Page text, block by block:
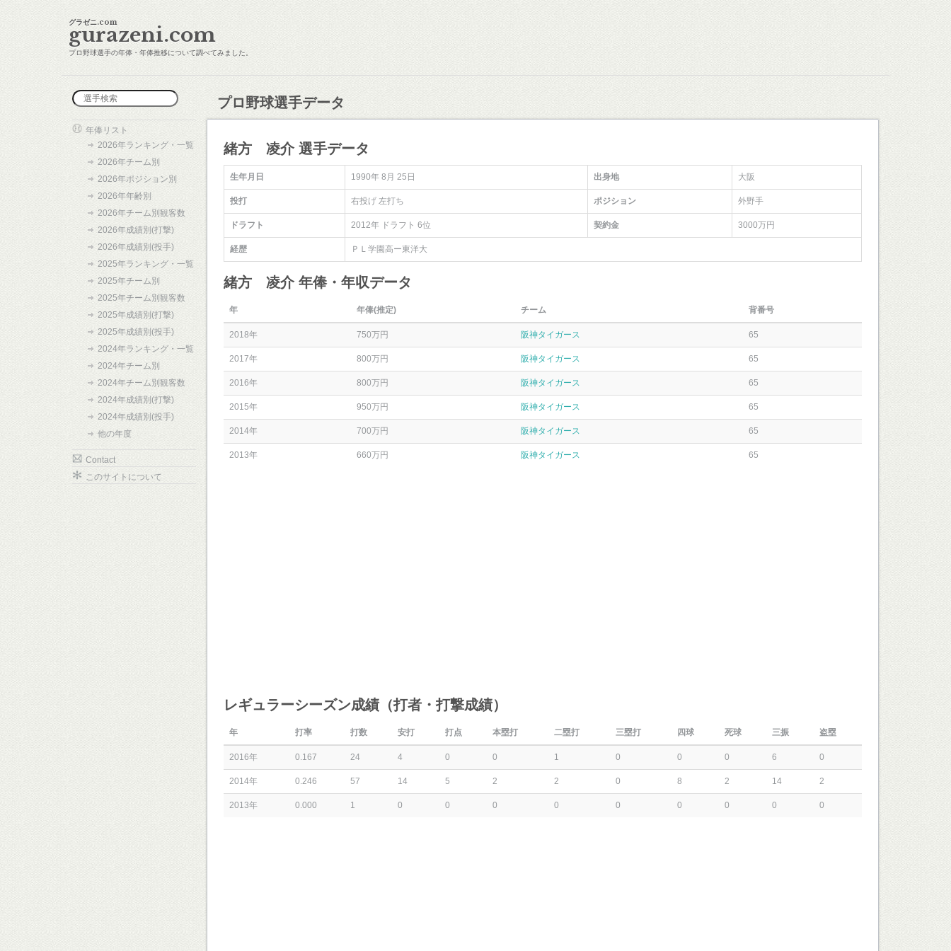
グラゼニ.com
gurazeni.com
プロ野球選手の年俸・年俸推移について調べてみました。
年俸リスト
2026年ランキング・一覧
2026年チーム別
2026年ポジション別
2026年年齢別
2026年チーム別観客数
2026年成績別(打撃)
2026年成績別(投手)
2025年ランキング・一覧
2025年チーム別
2025年チーム別観客数
2025年成績別(打撃)
2025年成績別(投手)
2024年ランキング・一覧
2024年チーム別
2024年チーム別観客数
2024年成績別(打撃)
2024年成績別(投手)
他の年度
Contact
このサイトについて
プロ野球選手データ
緒方 凌介 選手データ
生年月日 1990年 8月 25日 出身地 大阪
投打 右投げ 左打ち ポジション 外野手
ドラフト 2012年 ドラフト 6位 契約金 3000万円
経歴 ＰＬ学園高ー東洋大
緒方 凌介 年俸・年収データ
年 年俸(推定) チーム 背番号
2018年 750万円 阪神タイガース 65
2017年 800万円 阪神タイガース 65
2016年 800万円 阪神タイガース 65
2015年 950万円 阪神タイガース 65
2014年 700万円 阪神タイガース 65
2013年 660万円 阪神タイガース 65
レギュラーシーズン成績（打者・打撃成績）
年 打率 打数 安打 打点 本塁打 二塁打 三塁打 四球 死球 三振 盗塁
2016年 0.167 24 4 0 0 1 0 0 0 6 0
2014年 0.246 57 14 5 2 2 0 8 2 14 2
2013年 0.000 1 0 0 0 0 0 0 0 0 0